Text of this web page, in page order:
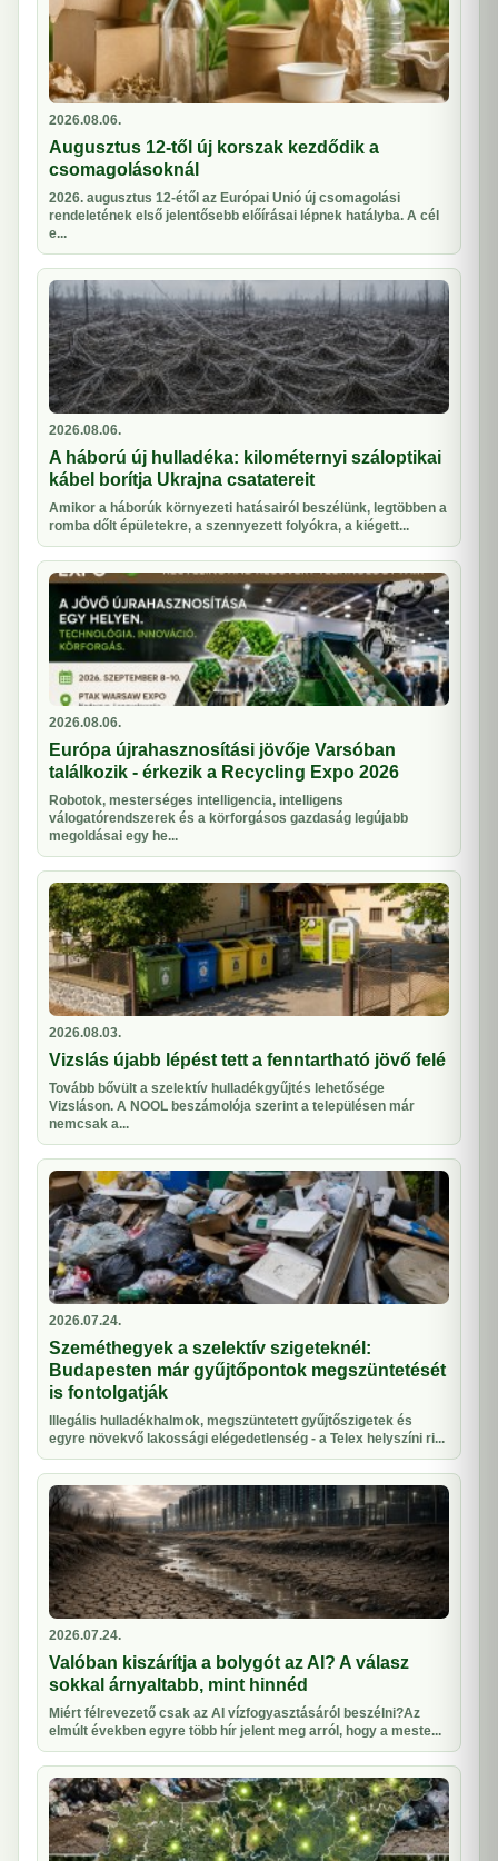
2026.08.06.
Augusztus 12-től új korszak kezdődik a
csomagolásoknál
2026. augusztus 12-étől az Európai Unió új csomagolási
rendeletének első jelentősebb előírásai lépnek hatályba. A cél
e...
2026.08.06.
A háború új hulladéka: kilométernyi száloptikai
kábel borítja Ukrajna csatatereit
Amikor a háborúk környezeti hatásairól beszélünk, legtöbben a
romba dőlt épületekre, a szennyezett folyókra, a kiégett...
2026.08.06.
Európa újrahasznosítási jövője Varsóban
találkozik - érkezik a Recycling Expo 2026
Robotok, mesterséges intelligencia, intelligens
válogatórendszerek és a körforgásos gazdaság legújabb
megoldásai egy he...
2026.08.03.
Vizslás újabb lépést tett a fenntartható jövő felé
Tovább bővült a szelektív hulladékgyűjtés lehetősége
Vizsláson. A NOOL beszámolója szerint a településen már
nemcsak a...
2026.07.24.
Szeméthegyek a szelektív szigeteknél:
Budapesten már gyűjtőpontok megszüntetését
is fontolgatják
Illegális hulladékhalmok, megszüntetett gyűjtőszigetek és
egyre növekvő lakossági elégedetlenség - a Telex helyszíni ri...
2026.07.24.
Valóban kiszárítja a bolygót az AI? A válasz
sokkal árnyaltabb, mint hinnéd
Miért félrevezető csak az AI vízfogyasztásáról beszélni?Az
elmúlt években egyre több hír jelent meg arról, hogy a meste...